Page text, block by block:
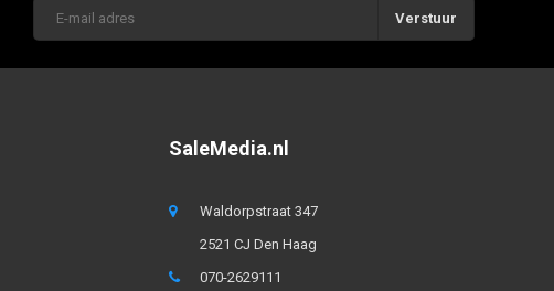
Verstuur
SaleMedia.nl
Waldorpstraat 347
2521 CJ Den Haag
070-2629111